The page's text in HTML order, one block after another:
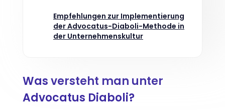
Empfehlungen zur Implementierung
der Advocatus-Diaboli-Methode in
der Unternehmenskultur
Was versteht man unter
Advocatus Diaboli?